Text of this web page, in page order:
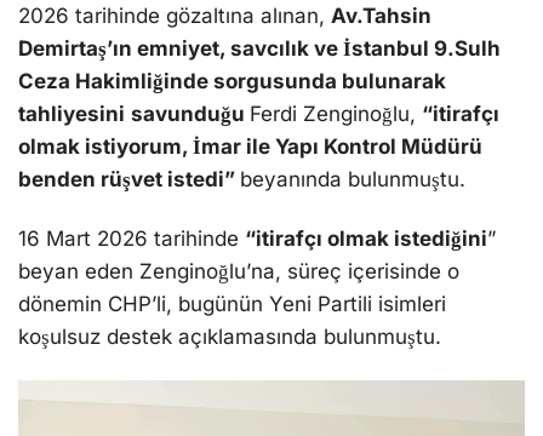
2026 tarihinde gözaltına alınan, Av.Tahsin
Demirtaş’ın emniyet, savcılık ve İstanbul 9.Sulh
Ceza Hakimliğinde sorgusunda bulunarak
tahliyesini savunduğu Ferdi Zenginoğlu, “itirafçı
olmak istiyorum, İmar ile Yapı Kontrol Müdürü
benden rüşvet istedi” beyanında bulunmuştu.
16 Mart 2026 tarihinde “itirafçı olmak istediğini”
beyan eden Zenginoğlu’na, süreç içerisinde o
dönemin CHP’li, bugünün Yeni Partili isimleri
koşulsuz destek açıklamasında bulunmuştu.